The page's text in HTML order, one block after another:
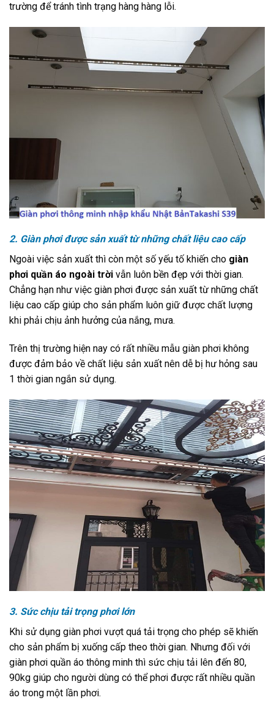
trường để tránh tình trạng hàng hàng lỗi.
2. Giàn phơi được sản xuất từ những chất liệu cao cấp
Ngoài việc sản xuất thì còn một số yếu tố khiến cho giàn
phơi quần áo ngoài trời vẫn luôn bền đẹp với thời gian.
Chẳng hạn như việc giàn phơi được sản xuất từ những chất
liệu cao cấp giúp cho sản phẩm luôn giữ được chất lượng
khi phải chịu ảnh hưởng của nắng, mưa.
Trên thị trường hiện nay có rất nhiều mẫu giàn phơi không
được đảm bảo về chất liệu sản xuất nên dễ bị hư hỏng sau
1 thời gian ngắn sử dụng.
3. Sức chịu tải trọng phơi lớn
Khi sử dụng giàn phơi vượt quá tải trọng cho phép sẽ khiến
cho sản phẩm bị xuống cấp theo thời gian. Nhưng đối với
giàn phơi quần áo thông minh thì sức chịu tải lên đến 80,
90kg giúp cho người dùng có thể phơi được rất nhiều quần
áo trong một lần phơi.